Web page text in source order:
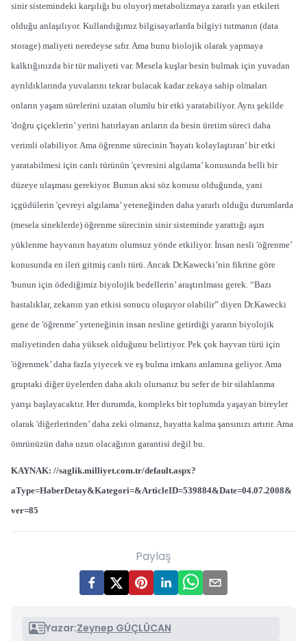
sinir sistemindeki karşılığı bu oluyor) metabolizmaya zararlı yan etkileri
olduğu anlaşılıyor. Kullandığımız bilgisayarlarda bilgiyi tutmanın (data
storage) maliyeti neredeyse sıfır. Ama bunu biolojik olarak yapmaya
kalktığınızda bir tür maliyeti var. Mesela kuşlar besin bulmak için yuvadan
ayrıldıklarında yuvalarını tekrar bulacak kadar zekaya sahip olmaları
onların yaşam sürelerini uzatan olumlu bir etki yaratabiliyor. Aynı şekilde
'doğru çiçeklerin’ yerini hatırlayan arıların da besin üretim süreci daha
verimli olabiliyor. Ama öğrenme sürecinin 'hayatı kolaylaştıran’ bir etki
yaratabilmesi için canlı türünün 'çevresini algılama’ konusunda belli bir
düzeye ulaşması gerekiyor. Bunun aksi söz konusu olduğunda, yani
içgüdülerin 'çevreyi algılama’ yeteneğinden daha yararlı olduğu durumlarda
(mesela sineklerde) öğrenme sürecinin sinir sisteminde yarattığı aşırı
yüklenme hayvanın hayatını olumsuz yönde etkiliyor. İnsan nesli 'öğrenme’
konusunda en ileri gitmiş canlı türü. Ancak Dr.Kawecki’nin fikrine göre
'bunun için ödediğimiz biyolojik bedellerin’ araştırılması gerek. “Bazı
hastalıklar, zekanın yan etkisi sonucu oluşuyor olabilir” diyen Dr.Kawecki
gene de 'öğrenme’ yeteneğinin insan nesline getirdiği yararın biyolojik
maliyetinden daha yüksek olduğunu belirtiyor. Pek çok hayvan türü için
'öğrenmek’ daha fazla yiyecek ve eş bulma imkanı anlamına geliyor. Ama
gruptaki diğer üyelerden daha akılı olursanız bu sefer de bir silahlanma
yarışı başlayacaktır. Her durumda, kompleks bir toplumda yaşayan bireyler
olarak 'diğerlerinden’ daha zeki olmanız, hayatta kalma şansınızı artırır. Ama
ömrünüzün daha uzun olacağının garantisi değil bu.
KAYNAK: //saglik.milliyet.com.tr/default.aspx?
aType=HaberDetay&Kategori=&ArticleID=539884&Date=04.07.2008&
ver=85
Paylaş
Yazar:Zeynep GÜÇLÜCAN